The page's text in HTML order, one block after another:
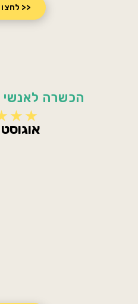
לחצו לפרטים >>
הכשרה לאנשי
אוגוסט 2024